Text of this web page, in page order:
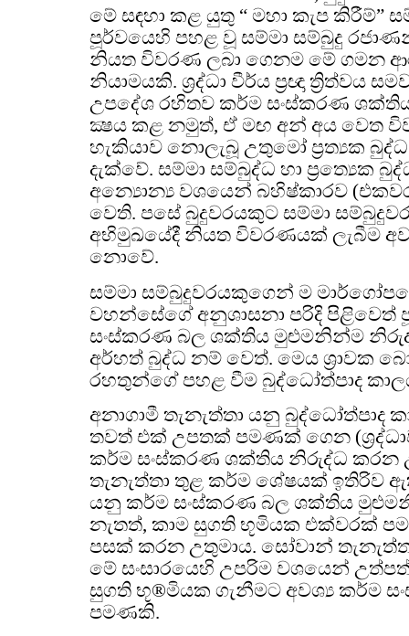
මේ සඳහා කළ යුතු “ මහා කැප කිරීම්”
පූර්වයෙහි පහළ වූ සම්මා සම්බුදු
නියත විවරණ ලබා ගෙනම මේ ගමන
නියාමයකි. ශ්‍රද්ධා වීර්ය ප්‍රඥා ත්‍රිත්වය
උපදේශ රහිතව කර්ම සංස්කරණ
ක්‍ෂය කළ නමුත්, ඒ මඟ අන් අය වෙත
හැකියාව නොලැබූ උතුමෝ ප්‍රත්‍යක
දැක්වේ. සම්මා සම්බුද්ධ හා ප්‍රත්‍යෙක
අන්‍යොන්‍ය වශයෙන් බහිෂ්කාරව
වෙති. පසේ බුදුවරයකුට සම්මා
අභිමුඛයේදී නියත විවරණයක් ලැබීම
නොවේ.
සම්මා සම්බුදුවරයකුගෙන් ම
වහන්සේගේ අනුශාසනා පරිදි
සංස්කරණ බල ශක්තිය මුළුමනින්ම
අර්හත් බුද්ධ නම් වෙත්. මෙය ශ්‍රාවක
රහතුන්ගේ පහළ වීම බුද්ධෝත්පාද
අනාගාමී තැනැත්තා යනු බුද්ධෝත්පාද
තවත් එක් උපතක් පමණක් ගෙන
කර්ම සංස්කරණ ශක්තිය නිරුද්ධ කරන
තැනැත්තා තුළ කර්ම ශේෂයක් ඉතිරිව
යනු කර්ම සංස්කරණ බල ශක්තිය
නැතත්, කාම සුගති භූමියක එක්වරක්
පසක් කරන උතුමාය. සෝවාන්
මේ සංසාරයෙහි උපරිම වශයෙන්
සුගති භූ®මියක ගැනීමට අවශ්‍ය කර්ම
පමණකි.